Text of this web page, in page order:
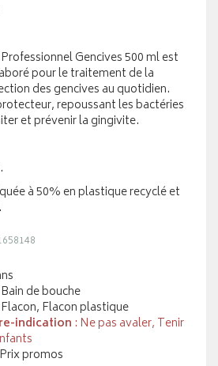
Gencives 500 ml est
pour le traitement de la
des gencives au quotidien.
repoussant les bactéries
et prévenir la gingivite.
à 50% en plastique recyclé et
de bouche
Flacon plastique
indication : Ne pas avaler, Tenir
promos